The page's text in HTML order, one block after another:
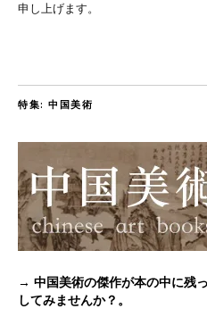
申し上げます。
特集: 中国美術
→ 中国美術の傑作が本の中に残
してみませんか？。